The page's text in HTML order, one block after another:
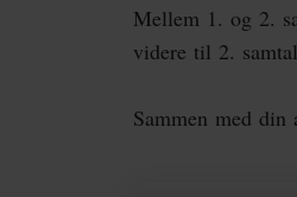
Mellem 1. og 2.
videre til 2.
Sammen med din